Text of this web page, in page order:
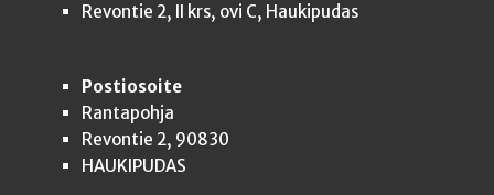
Revontie 2, II krs, ovi C, Haukipudas
Postiosoite
Rantapohja
Revontie 2, 90830
HAUKIPUDAS